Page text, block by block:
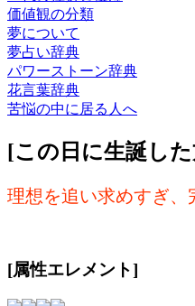
価値観の分類
夢について
夢占い辞典
パワーストーン辞典
花言葉辞典
苦悩の中に居る人へ
[この日に生誕し
理想を追い求めすぎ、
[属性エレメント]